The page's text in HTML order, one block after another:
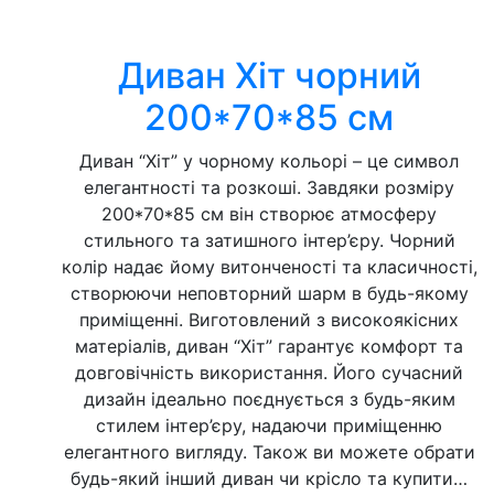
Диван Хіт чорний
200*70*85 см
Диван “Хіт” у чорному кольорі – це символ
елегантності та розкоші. Завдяки розміру
200*70*85 см він створює атмосферу
стильного та затишного інтер’єру. Чорний
колір надає йому витонченості та класичності,
створюючи неповторний шарм в будь-якому
приміщенні. Виготовлений з високоякісних
матеріалів, диван “Хіт” гарантує комфорт та
довговічність використання. Його сучасний
дизайн ідеально поєднується з будь-яким
стилем інтер’єру, надаючи приміщенню
елегантного вигляду. Також ви можете обрати
будь-який інший диван чи крісло та купити…